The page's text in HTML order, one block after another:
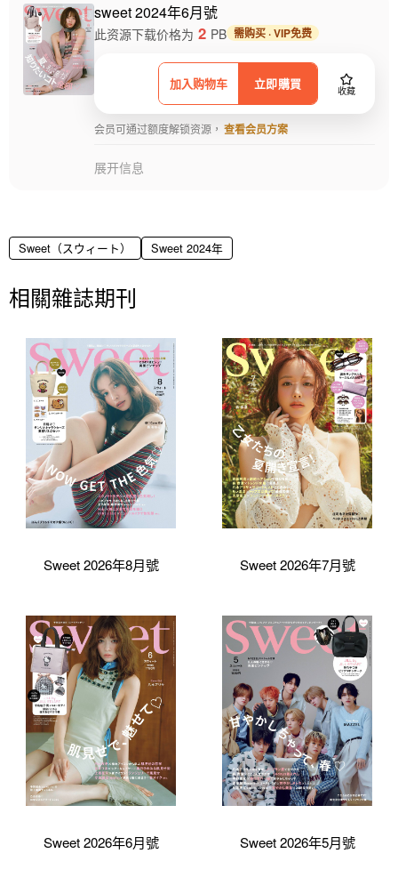
sweet 2024年6月號
加入购物车 立即購買 收藏
此资源下载价格为 2 PB 需购买 · VIP免费
会员可通过额度解锁资源， 查看会员方案
展开信息
Sweet（スウィート） Sweet 2024年
相關雜誌期刊
Sweet 2026年8月號 Sweet 2026年7月號
Sweet 2026年6月號 Sweet 2026年5月號